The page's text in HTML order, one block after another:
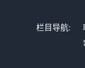
栏目导航: